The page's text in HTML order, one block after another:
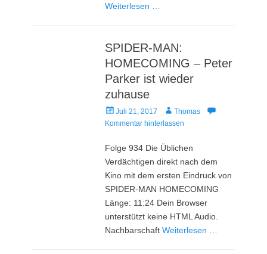
Weiterlesen …
SPIDER-MAN:
HOMECOMING – Peter
Parker ist wieder
zuhause
Veröffentlicht
am
Juli 21, 2017 AutorThomas
Kommentar hinterlassen
Folge 934 Die Üblichen
Verdächtigen direkt nach dem
Kino mit dem ersten Eindruck von
SPIDER-MAN HOMECOMING
Länge: 11:24 Dein Browser
unterstützt keine HTML Audio.
NachbarschaftWeiterlesen …